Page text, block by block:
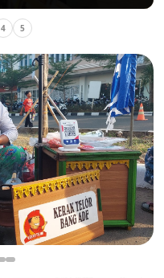
4 5